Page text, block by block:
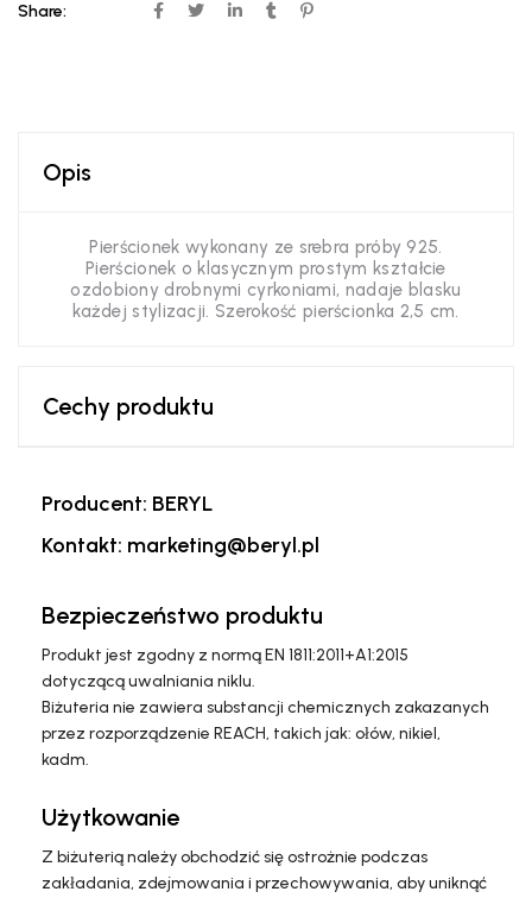
Share:
Opis
Pierścionek wykonany ze srebra próby 925.
Pierścionek o klasycznym prostym kształcie
ozdobiony drobnymi cyrkoniami, nadaje blasku
każdej stylizacji. Szerokość pierścionka 2,5 cm.
Cechy produktu
Producent: BERYL
Kontakt: marketing@beryl.pl
Bezpieczeństwo produktu
Produkt jest zgodny z normą EN 1811:2011+A1:2015
dotyczącą uwalniania niklu.
Biżuteria nie zawiera substancji chemicznych zakazanych
przez rozporządzenie REACH, takich jak: ołów, nikiel,
kadm.
Użytkowanie
Z biżuterią należy obchodzić się ostrożnie podczas
zakładania, zdejmowania i przechowywania, aby uniknąć